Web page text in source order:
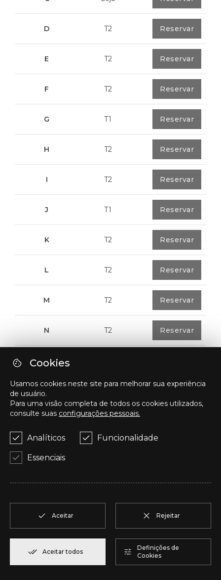
D T2 79,7 m²
Reservar
E T2 89,2 m²
Reservar
F T2 89,55 m²
Reservar
G T1 55,30 m²
Reservar
H T2 89,50 m²
Reservar
I T2 91,75 m²
Reservar
J T1 67,6 m²
Reservar
K T2 91,75 m²
Reservar
L T2 80,40 m²
Reservar
M T2 108,00 m²
Reservar
N T2 94,20 m²
Reservar
O
P T2 Reservar
S T1 1 57,95 m²
Reservar
T 1 Reservar
U T2 1 104,85 m²
Reservar
Cookies
Usamos cookies neste site para melhorar sua experiência
de usuário.
Para uma visão completa de todos os cookies utilizados,
consulte suas configurações pessoais.
Analíticos Funcionalidade
Essenciais
Aceitar Rejeitar
Aceitar todos
Definições de
Cookies